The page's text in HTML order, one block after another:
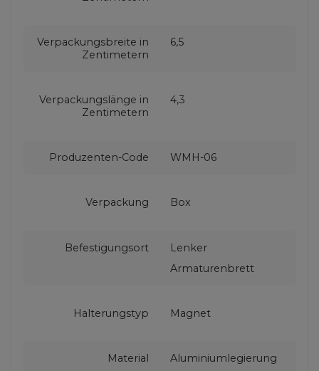
Verpackungsbreite in
Zentimetern
6,5
Verpackungslänge in
Zentimetern
4,3
Produzenten-Code WMH-06
Verpackung Box
Befestigungsort
Lenker
Armaturenbrett
Halterungstyp Magnet
Material
Aluminiumlegierung